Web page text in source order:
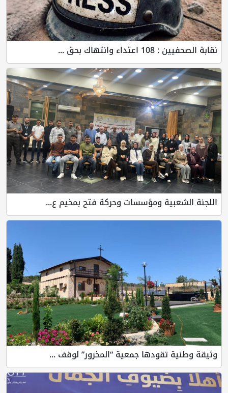
نقابة الصحفيين : 108 اعتداء وانتهاك بحق ...
اللجنة الشعبية ومؤسسات وحركة فتح بمخيم ع...
وثيقة وطنية تقودها جمعية “المخرور” لوقف ...